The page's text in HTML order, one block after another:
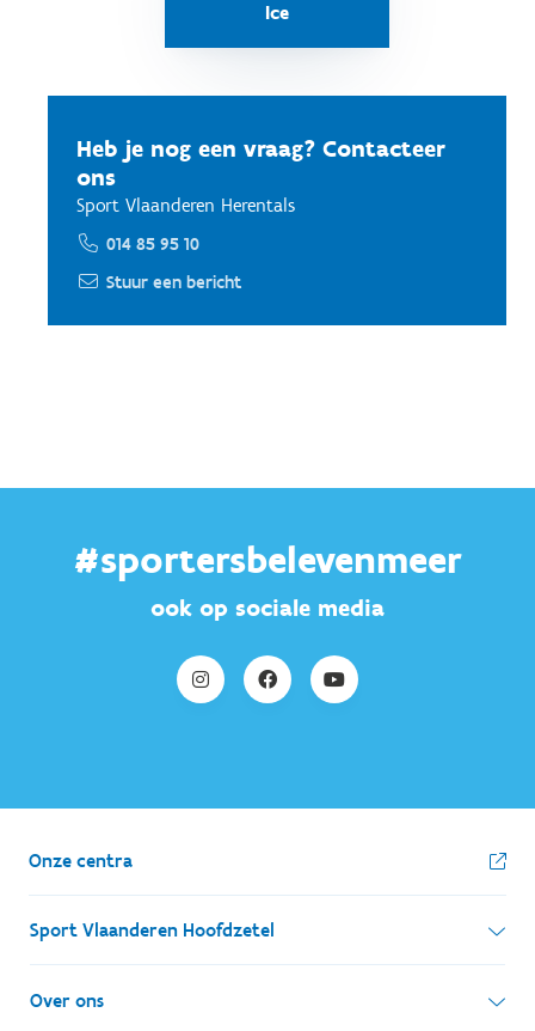
Ice
Heb je nog een vraag? Contacteer
ons
Sport Vlaanderen Herentals
014 85 95 10
Stuur een bericht
#sportersbelevenmeer
ook op sociale media
Onze centra
Sport Vlaanderen Hoofdzetel
Simon Bolivarlaan 17
Over ons